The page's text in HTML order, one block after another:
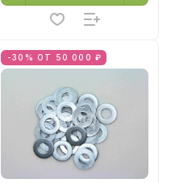
-30% ОТ 50 000 ₽